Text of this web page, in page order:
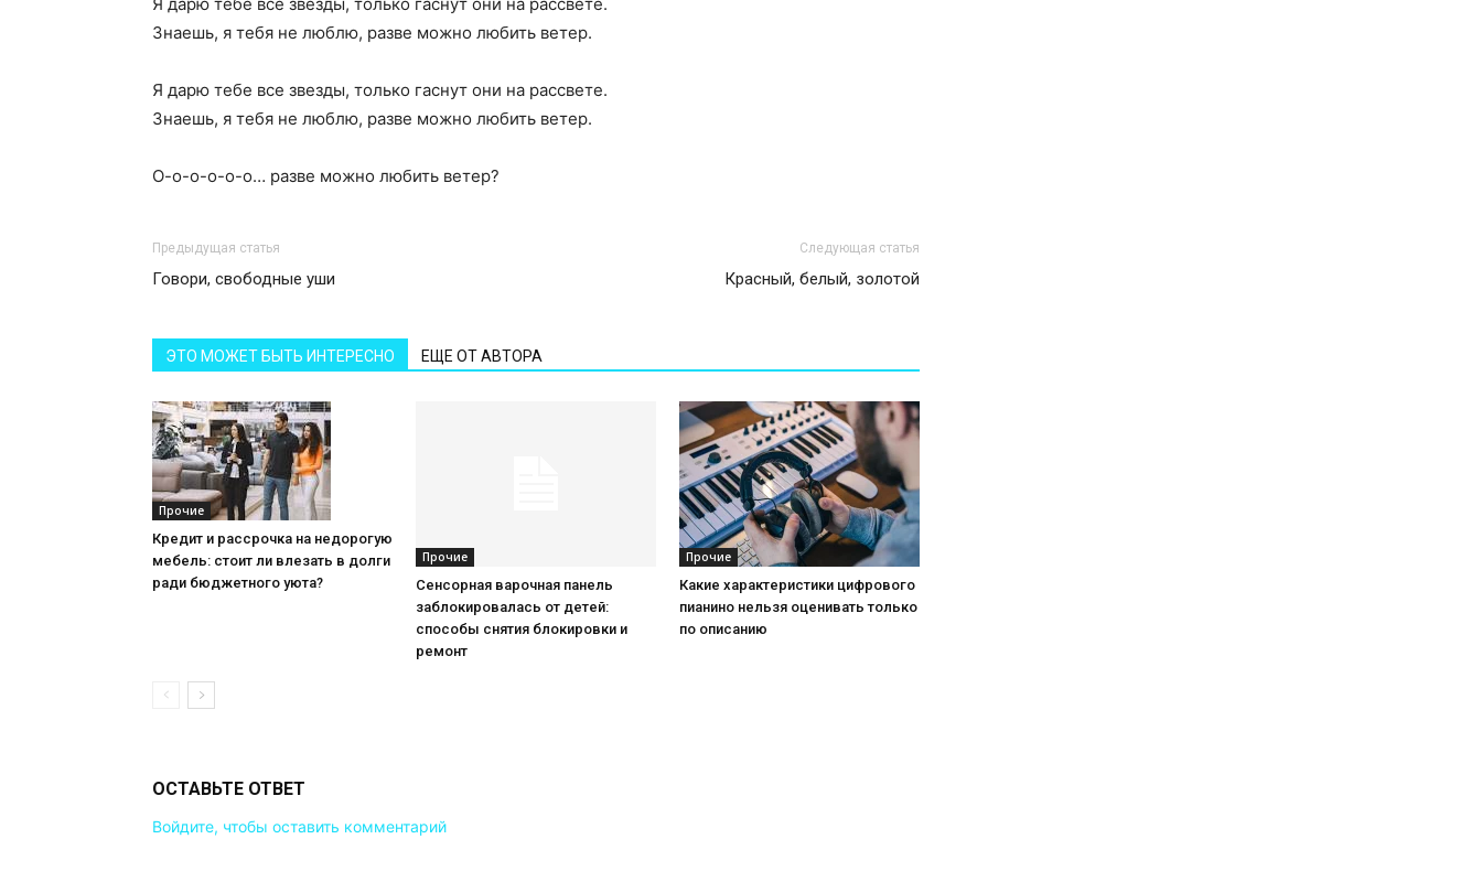
Знаешь, я тебя не люблю, разве можно любить ветер.
Я дарю тебе все звезды, только гаснут они на рассвете.
Знаешь, я тебя не люблю, разве можно любить ветер.
О-о-о-о-о-о… разве можно любить ветер?
Предыдущая статья
Говори, свободные уши
Следующая статья
Красный, белый, золотой
ЭТО МОЖЕТ БЫТЬ ИНТЕРЕСНО ЕЩЕ ОТ АВТОРА
Прочие
Кредит и рассрочка на недорогую
мебель: стоит ли влезать в долги
ради бюджетного уюта?
Прочие
Сенсорная варочная панель
заблокировалась от детей:
способы снятия блокировки и
ремонт
Прочие
Какие характеристики цифрового
пианино нельзя оценивать только
по описанию
ОСТАВЬТЕ ОТВЕТ
Войдите, чтобы оставить комментарий